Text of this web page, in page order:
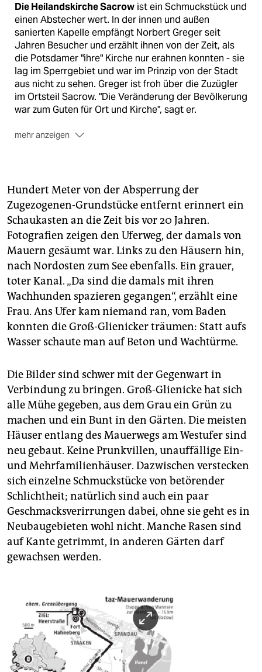
Die Heilandskirche Sacrow ist ein Schmuckstück und
einen Abstecher wert. In der innen und außen
sanierten Kapelle empfängt Norbert Greger seit
Jahren Besucher und erzählt ihnen von der Zeit, als
die Potsdamer "ihre" Kirche nur erahnen konnten - sie
lag im Sperrgebiet und war im Prinzip von der Stadt
aus nicht zu sehen. Greger ist froh über die Zuzügler
im Ortsteil Sacrow. "Die Veränderung der Bevölkerung
war zum Guten für Ort und Kirche", sagt er.
mehr anzeigen
Flughafen für die Briten zu sichern, tauschten die
Besatzungsmächte nach 1945 den Ort Großglienicke
gegen das zu Berlin gehörende Weststaaken.
Das Fort Hahnebergpassieren Wandernde kurz vor
Spandau. 1888 errichtet, war es Bestandteil der
Gesamtverteidigungsanlagen der ehemaligen
Festungsstadt Spandau. Seit 1991 steht es unter
Denkmalschutz und zieht Ausflügler, Liebhaber
seltener Pflanzen und Filmemacher an. Auch Brad Pitt
stiefelte in dem Fort umher, in seiner Rolle im
Quentin-Tarantino-Streifen "Inglorious Basterds".
Alle Etappenbeschreibungen erscheinen unter
Hundert Meter von der Absperrung der
Zugezogenen-Grundstücke entfernt erinnert ein
Schaukasten an die Zeit bis vor 20 Jahren.
Fotografien zeigen den Uferweg, der damals von
Mauern gesäumt war. Links zu den Häusern hin,
nach Nordosten zum See ebenfalls. Ein grauer,
toter Kanal. „Da sind die damals mit ihren
Wachhunden spazieren gegangen“, erzählt eine
Frau. Ans Ufer kam niemand ran, vom Baden
konnten die Groß-Glienicker träumen: Statt aufs
Wasser schaute man auf Beton und Wachtürme.
Die Bilder sind schwer mit der Gegenwart in
Verbindung zu bringen. Groß-Glienicke hat sich
alle Mühe gegeben, aus dem Grau ein Grün zu
machen und ein Bunt in den Gärten. Die meisten
Häuser entlang des Mauerwegs am Westufer sind
neu gebaut. Keine Prunkvillen, unauffällige Ein-
und Mehrfamilienhäuser. Dazwischen verstecken
sich einzelne Schmuckstücke von betörender
Schlichtheit; natürlich sind auch ein paar
Geschmacksverirrungen dabei, ohne sie geht es in
Neubaugebieten wohl nicht. Manche Rasen sind
auf Kante getrimmt, in anderen Gärten darf
gewachsen werden.